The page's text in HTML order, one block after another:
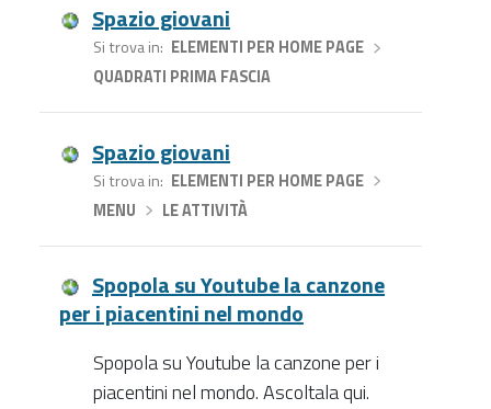
Spazio giovani
Si trova in ELEMENTI PER HOME PAGE›
QUADRATI PRIMA FASCIA
Spazio giovani
Si trova in ELEMENTI PER HOME PAGE›
MENU
LE ATTIVITÀ
Spopola su Youtube la canzone
per i piacentini nel mondo
Spopola su Youtube la canzone per i
piacentini nel mondo. Ascoltala qui.